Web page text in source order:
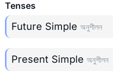
Tenses
Future Simple অনুশীলন
Present Simple অনুশীলন